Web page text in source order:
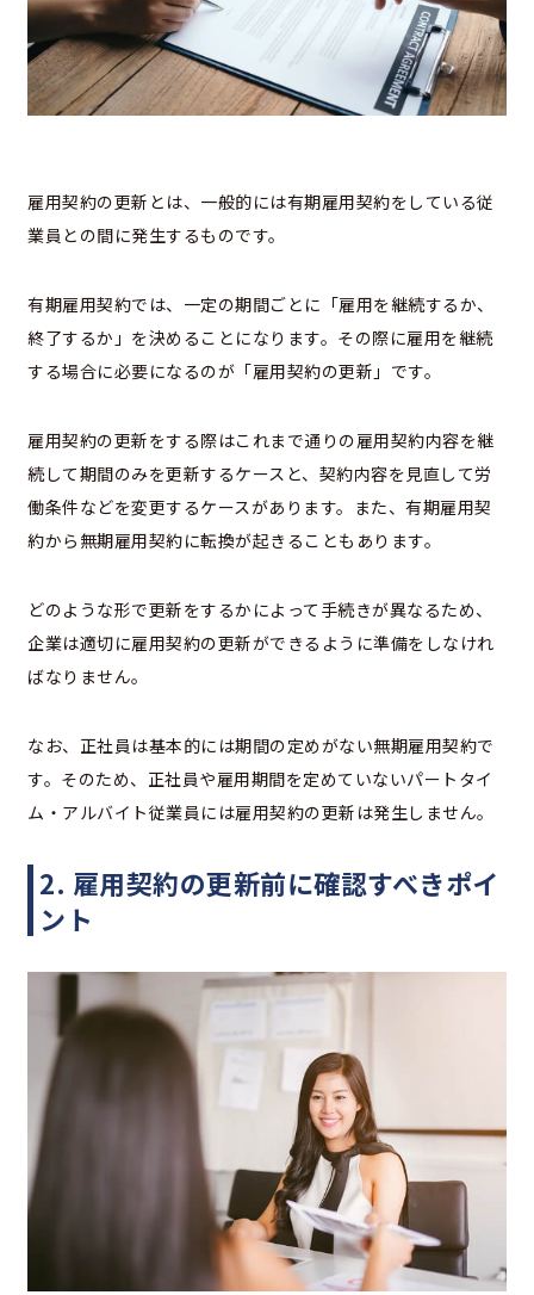
雇用契約の更新とは、一般的には有期雇用契約をしている従
業員との間に発生するものです。
有期雇用契約では、一定の期間ごとに「雇用を継続するか、
終了するか」を決めることになります。その際に雇用を継続
する場合に必要になるのが「雇用契約の更新」です。
雇用契約の更新をする際はこれまで通りの雇用契約内容を継
続して期間のみを更新するケースと、契約内容を見直して労
働条件などを変更するケースがあります。また、有期雇用契
約から無期雇用契約に転換が起きることもあります。
どのような形で更新をするかによって手続きが異なるため、
企業は適切に雇用契約の更新ができるように準備をしなけれ
ばなりません。
なお、正社員は基本的には期間の定めがない無期雇用契約で
す。そのため、正社員や雇用期間を定めていないパートタイ
ム・アルバイト従業員には雇用契約の更新は発生しません。
2. 雇用契約の更新前に確認すべきポイ
ント